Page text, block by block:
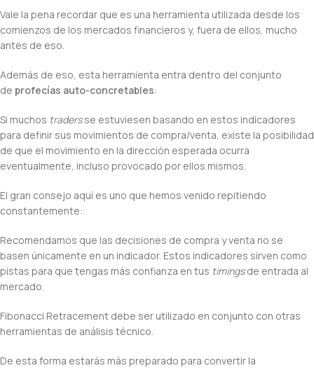
Vale la pena recordar que es una herramienta utilizada desde los
comienzos de los mercados financieros y, fuera de ellos, mucho
antes de eso.
Además de eso, esta herramienta entra dentro del conjunto
de profecías auto-concretables:
Si muchos tradersse estuviesen basando en estos indicadores
para definir sus movimientos de compra/venta, existe la posibilidad
de que el movimiento en la dirección esperada ocurra
eventualmente, incluso provocado por ellos mismos.
El gran consejo aquí es uno que hemos venido repitiendo
constantemente:
Recomendamos que las decisiones de compra y venta no se
basen únicamente en un indicador. Estos indicadores sirven como
pistas para que tengas más confianza en tus timingsde entrada al
mercado.
Fibonacci Retracement debe ser utilizado en conjunto con otras
herramientas de análisis técnico.
De esta forma estarás más preparado para convertir la